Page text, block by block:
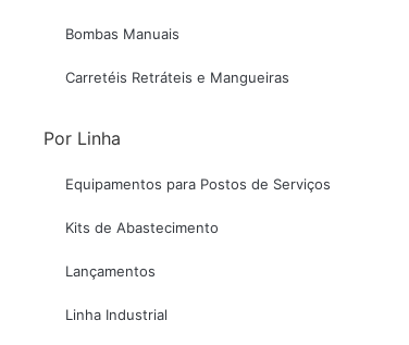
Bombas Manuais
Carretéis Retráteis e Mangueiras
Por Linha
Equipamentos para Postos de Serviços
Kits de Abastecimento
Lançamentos
Linha Industrial